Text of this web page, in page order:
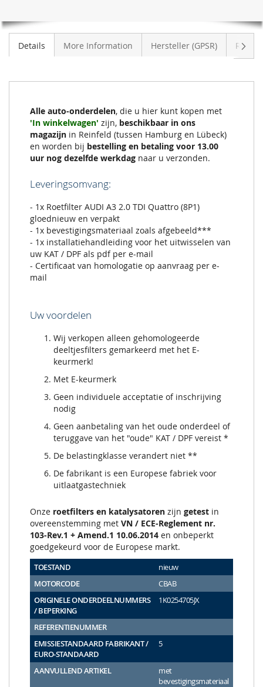
AUDI
2.0
VOORRAAD
Details More Information Hersteller (GPSR)
Alle auto-onderdelen, die u hier kunt kopen met
'In winkelwagen' zijn, beschikbaar in ons
magazijn in Reinfeld (tussen Hamburg en Lübeck)
en worden bij bestelling en betaling voor 13.00
uur nog dezelfde werkdag naar u verzonden.
Leveringsomvang:
- 1x Roetfilter AUDI A3 2.0 TDI Quattro (8P1)
gloednieuw en verpakt
- 1x bevestigingsmateriaal zoals afgebeeld***
- 1x installatiehandleiding voor het uitwisselen van
uw KAT / DPF als pdf per e-mail
- Certificaat van homologatie op aanvraag per e-
mail
Uw voordelen
Wij verkopen alleen gehomologeerde
deeltjesfilters gemarkeerd met het E-
keurmerk!
Met E-keurmerk
Geen individuele acceptatie of inschrijving
nodig
Geen aanbetaling van het oude onderdeel of
teruggave van het "oude" KAT / DPF vereist *
De belastingklasse verandert niet **
De fabrikant is een Europese fabriek voor
uitlaatgastechniek
Onze roetfilters en katalysatoren zijn getest in
overeenstemming met VN / ECE-Reglement nr.
103-Rev.1 + Amend.1 10.06.2014 en onbeperkt
goedgekeurd voor de Europese markt.
TOESTAND
nieuw
MOTORCODE
CBAB
ORIGINELE ONDERDEELNUMMERS
/ BEPERKING
1K0254705JX
REFERENTIENUMMER
EMISSIESTANDAARD FABRIKANT /
EURO-STANDAARD
5
AANVULLEND ARTIKEL
met
bevestigingsmateriaal